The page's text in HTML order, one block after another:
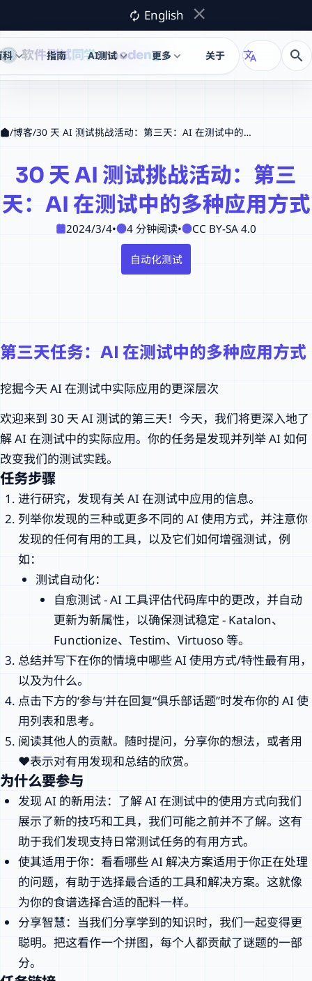
autorenew English close
软件测试同学Xnaodeng
科expand_more 指南 AI测试expand_more 更多expand_more 关于 translate search
/博客/ 30 天 AI 测试挑战活动：第三天：AI 在测试中的多种应用方式
30 天 AI 测试挑战活动：第三
天：AI 在测试中的多种应用方式
2024/3/4• 4 分钟阅读• CC BY-SA 4.0
自动化测试
天：AI 在测试中的多种应用方
式
nao.deng 2024/3/4
第三天任务：AI 在测试中的多种应用方式
挖掘今天 AI 在测试中实际应用的更深层次
欢迎来到 30 天 AI 测试的第三天！今天，我们将更深入地了
解 AI 在测试中的实际应用。你的任务是发现并列举 AI 如何
改变我们的测试实践。
任务步骤
进行研究，发现有关 AI 在测试中应用的信息。
列举你发现的三种或更多不同的 AI 使用方式，并注意你
发现的任何有用的工具，以及它们如何增强测试，例
如：
测试自动化：
自愈测试 - AI 工具评估代码库中的更改，并自动
更新为新属性，以确保测试稳定 - Katalon、
Functionize、Testim、Virtuoso 等。
总结并写下在你的情境中哪些 AI 使用方式/特性最有用，
以及为什么。
点击下方的‘参与’并在回复“俱乐部话题”时发布你的 AI 使
用列表和思考。
阅读其他人的贡献。随时提问，分享你的想法，或者用
❤️表示对有用发现和总结的欣赏。
为什么要参与
发现 AI 的新用法：了解 AI 在测试中的使用方式向我们
展示了新的技巧和工具，我们可能之前并不了解。这有
助于我们发现支持日常测试任务的有用方式。
使其适用于你：看看哪些 AI 解决方案适用于你正在处理
的问题，有助于选择最合适的工具和解决方案。这就像
为你的食谱选择合适的配料一样。
分享智慧：当我们分享学到的知识时，我们一起变得更
聪明。把这看作一个拼图，每个人都贡献了谜题的一部
分。